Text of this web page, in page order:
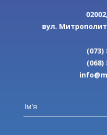
вул.
(073)
(068)